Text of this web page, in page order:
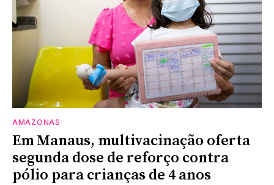
AMAZONAS
Em Manaus, multivacinação oferta
segunda dose de reforço contra
pólio para crianças de 4 anos